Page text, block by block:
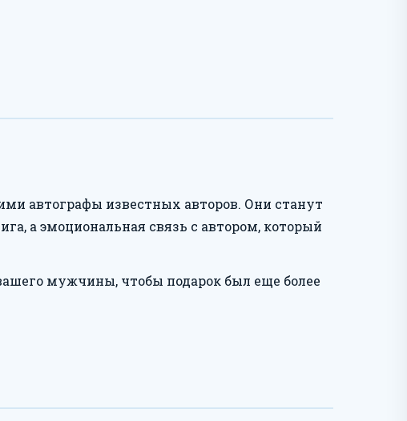
автографы известных авторов. Они станут
а эмоциональная связь с автором, который
мужчины, чтобы подарок был еще более